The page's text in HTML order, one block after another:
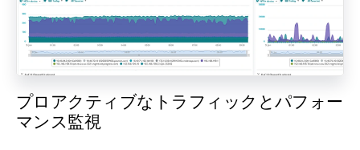
プロアクティブなトラフィックとパフォー
マンス監視